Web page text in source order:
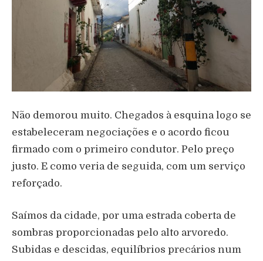
Não demorou muito. Chegados à esquina logo se
estabeleceram negociações e o acordo ficou
firmado com o primeiro condutor. Pelo preço
justo. E como veria de seguida, com um serviço
reforçado.
Saímos da cidade, por uma estrada coberta de
sombras proporcionadas pelo alto arvoredo.
Subidas e descidas, equilíbrios precários num